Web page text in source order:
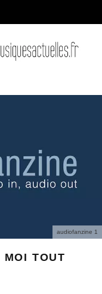
audiofanzine 1
TOUT